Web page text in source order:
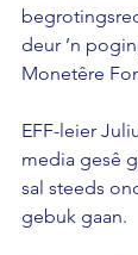
deur ’n
Monetêre
EFF-leier
media gesê
sal steeds
gebuk gaan.